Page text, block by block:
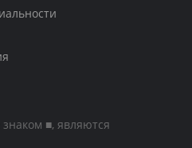
■, являются